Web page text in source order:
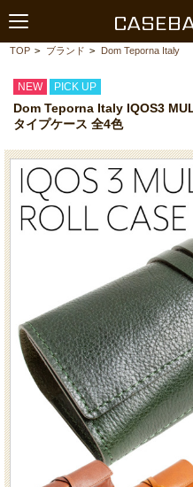
TOP > ブランド > Dom Teporna Italy
NEW PICK UP
Dom Teporna Italy IQOS3
タイプケース 全4色